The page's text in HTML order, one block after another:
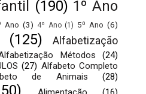
(190) 1º Ano
Ano (3) 4º Ano (1) 5º Ano (6)
(125)
Alfabetização
Métodos
(24)
(27) Alfabeto Completo
de Animais (28)